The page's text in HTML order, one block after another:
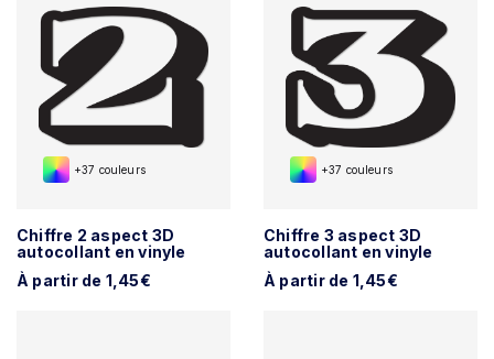
+37 couleurs
Chiffre 2 aspect 3D
autocollant en vinyle
À partir de 1,45€
+37 couleurs
Chiffre 3 aspect 3D
autocollant en vinyle
À partir de 1,45€